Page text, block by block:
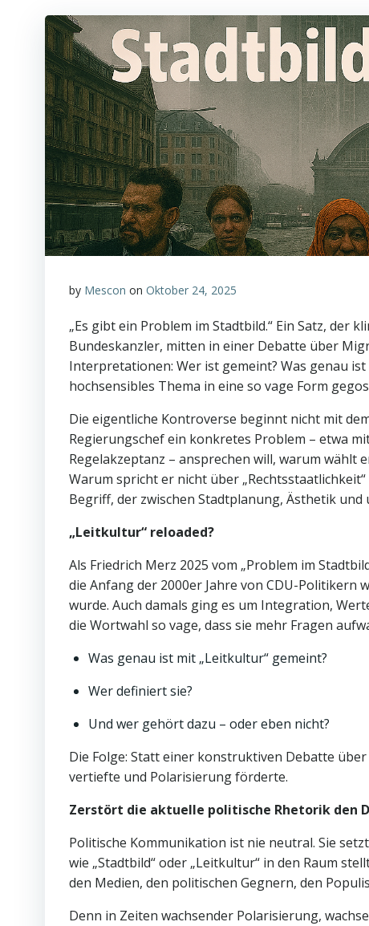
by Mescon on Oktober 24, 2025
„Es gibt ein Problem im Stadtbild.“ Ein Satz, der
Bundeskanzler, mitten in einer Debatte über
Interpretationen: Wer ist gemeint? Was genau
hochsensibles Thema in eine so vage Form
Die eigentliche Kontroverse beginnt nicht mit
Regierungschef ein konkretes Problem – etwa
Regelakzeptanz – ansprechen will, warum wählt
Warum spricht er nicht über
Begriff, der zwischen Stadtplanung, Ästhetik
„Leitkultur“ reloaded?
Als Friedrich Merz 2025 vom „Problem im
die Anfang der 2000er Jahre von CDU-
wurde. Auch damals ging es um Integration,
die Wortwahl so vage, dass sie mehr Fragen
Was genau ist mit „Leitkultur“ gemeint?
Wer definiert sie?
Und wer gehört dazu – oder eben nicht?
Die Folge: Statt einer konstruktiven Debatte
vertiefte und Polarisierung förderte.
Zerstört die aktuelle politische Rhetorik den
Politische Kommunikation ist nie neutral. Sie
wie „Stadtbild“ oder „Leitkultur“ in den Raum
den Medien, den politischen Gegnern, den
Denn in Zeiten wachsender Polarisierung,